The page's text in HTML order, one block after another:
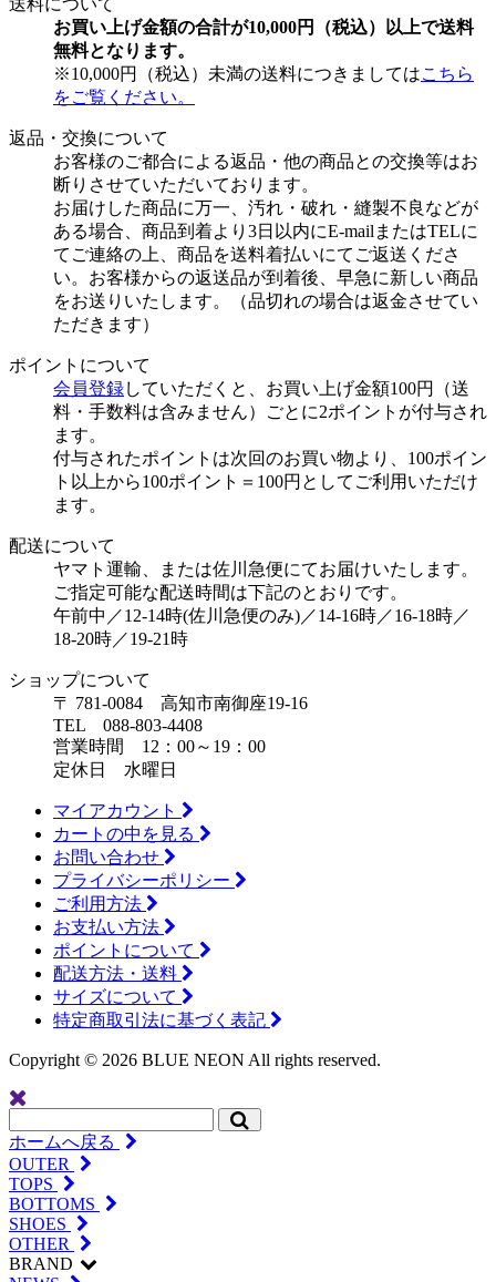
お買い上げ金額の合計が10,000円（税込）以上で送料
無料となります。
※10,000円（税込）未満の送料につきましてはこちら
をご覧ください。
返品・交換について
お客様のご都合による返品・他の商品との交換等はお
断りさせていただいております。
お届けした商品に万一、汚れ・破れ・縫製不良などが
ある場合、商品到着より3日以内にE-mailまたはTELに
てご連絡の上、商品を送料着払いにてご返送くださ
い。お客様からの返送品が到着後、早急に新しい商品
をお送りいたします。（品切れの場合は返金させてい
ただきます）
ポイントについて
会員登録していただくと、お買い上げ金額100円（送
料・手数料は含みません）ごとに2ポイントが付与され
ます。
付与されたポイントは次回のお買い物より、100ポイン
ト以上から100ポイント＝100円としてご利用いただけ
ます。
配送について
ヤマト運輸、または佐川急便にてお届けいたします。
ご指定可能な配送時間は下記のとおりです。
午前中／12-14時(佐川急便のみ)／14-16時／16-18時／
18-20時／19-21時
ショップについて
〒 781-0084 高知市南御座19-16
TEL 088-803-4408
営業時間 12：00～19：00
定休日 水曜日
マイアカウント
カートの中を見る
お問い合わせ
プライバシーポリシー
ご利用方法
お支払い方法
ポイントについて
配送方法・送料
サイズについて
特定商取引法に基づく表記
Copyright © 2026 BLUE NEON All rights reserved.
ホームへ戻る
OUTER
TOPS
BOTTOMS
SHOES
OTHER
BRAND